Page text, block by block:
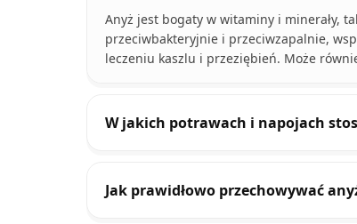
Anyż jest bogaty w witaminy i minerały,
przeciwbakteryjnie i przeciwzapalnie,
leczeniu kaszlu i przeziębień. Może
W jakich potrawach i napojach
Jak prawidłowo przechowywać